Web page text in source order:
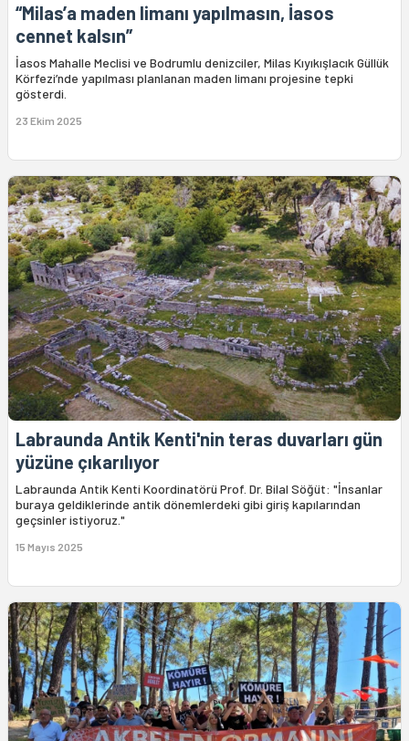
“Milas’a maden limanı yapılmasın, İasos
cennet kalsın”
İasos Mahalle Meclisi ve Bodrumlu denizciler, Milas Kıyıkışlacık Güllük
Körfezi’nde yapılması planlanan maden limanı projesine tepki
gösterdi.
23 Ekim 2025
Labraunda Antik Kenti'nin teras duvarları gün
yüzüne çıkarılıyor
Labraunda Antik Kenti Koordinatörü Prof. Dr. Bilal Söğüt: "İnsanlar
buraya geldiklerinde antik dönemlerdeki gibi giriş kapılarından
geçsinler istiyoruz."
15 Mayıs 2025